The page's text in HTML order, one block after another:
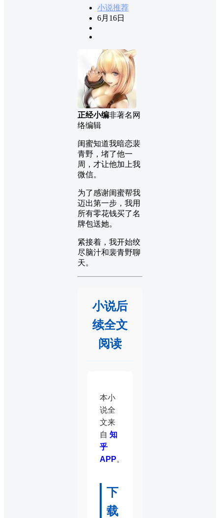
小说推荐
6月16日
正经小编非著名网
络编辑
闺蜜知道我暗恋裴
青野，堵了他一
周，才让他加上我
微信。
为了感谢闺蜜帮我
迈出第一步，我用
所有零花钱买了名
牌包送她。
紧接着，我开始绞
尽脑汁和裴青野聊
天。
小说后
续全文
阅读
本小
说全
文来
自 知
乎
APP。
下
载